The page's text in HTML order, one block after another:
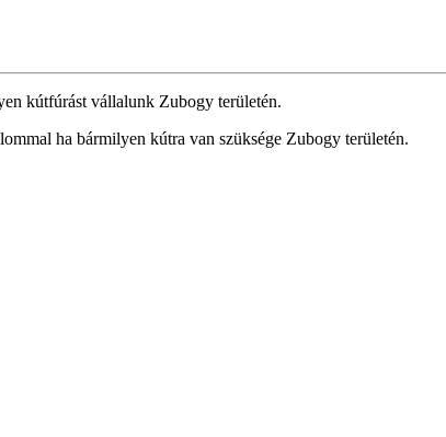
kútfúrást vállalunk Zubogy területén.
ha bármilyen kútra van szüksége Zubogy területén.